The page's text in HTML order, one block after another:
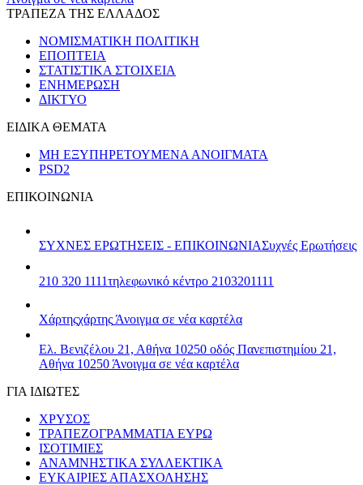
ΤΡΑΠΕΖΑ ΤΗΣ ΕΛΛΑΔΟΣ
ΝΟΜΙΣΜΑΤΙΚΗ ΠΟΛΙΤΙΚΗ
ΕΠΟΠΤΕΙΑ
ΣΤΑΤΙΣΤΙΚΑ ΣΤΟΙΧΕΙΑ
ΕΝΗΜΕΡΩΣΗ
ΔΙΚΤΥΟ
ΕΙΔΙΚΑ ΘΕΜΑΤΑ
ΜΗ ΕΞΥΠΗΡΕΤΟΥΜΕΝΑ ΑΝΟΙΓΜΑΤΑ
PSD2
ΕΠΙΚΟΙΝΩΝΙΑ
ΣΥΧΝΕΣ ΕΡΩΤΗΣΕΙΣ - ΕΠΙΚΟΙΝΩΝΙΑΣυχνές Ερωτήσεις
210 320 1111τηλεφωνικό κέντρο 2103201111
Χάρτηςχάρτης Άνοιγμα σε νέα καρτέλα
Ελ. Βενιζέλου 21, Αθήνα 10250 οδός Πανεπιστημίου 21,
Αθήνα 10250 Άνοιγμα σε νέα καρτέλα
ΓΙΑ ΙΔΙΩΤΕΣ
ΧΡΥΣΟΣ
ΤΡΑΠΕΖΟΓΡΑΜΜΑΤΙΑ ΕΥΡΩ
ΙΣΟΤΙΜΙΕΣ
ΑΝΑΜΝΗΣΤΙΚΑ ΣΥΛΛΕΚΤΙΚΑ
ΕΥΚΑΙΡΙΕΣ ΑΠΑΣΧΟΛΗΣΗΣ